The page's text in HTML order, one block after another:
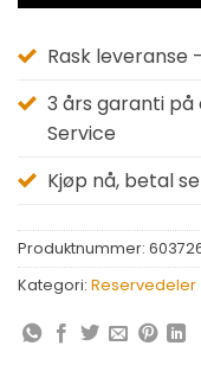
Rask leveranse
3 års garanti på
Service
Kjøp nå, betal
Produktnummer:
Kategori: Reservedeler